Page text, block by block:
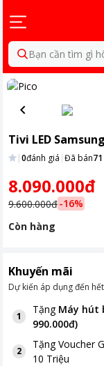
Bạn cần tìm gì
Tivi LED
|0đánh giá |Đã bán71
8.090.000đ
9.600.000đ-16%
Còn hàng
Khuyến mãi
Dự kiến áp dụng đến
1
Tặng Máy hút
990.000đ)
2
TặngVoucher
10 Triệu